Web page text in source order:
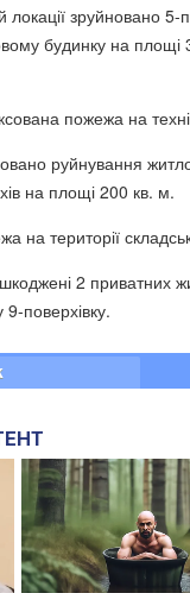
локації зруйновано
будинку на площі
пожежа на
руйнування
на площі 200 кв. м.
на території
2 приватних
поверхівку.